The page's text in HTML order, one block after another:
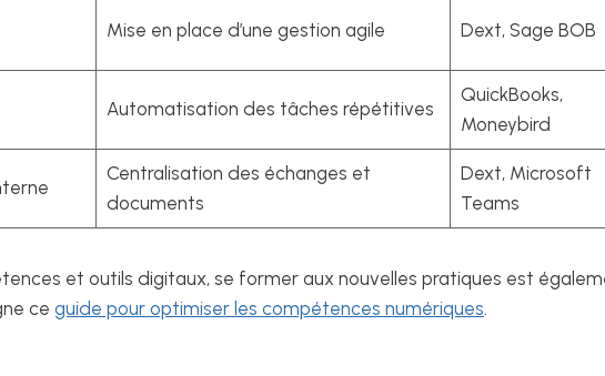
Mise en place d’une gestion agile Dext, Sage BOB
Automatisation des tâches répétitives
QuickBooks,
Moneybird
Centralisation des échanges et
documents
Dext, Microsoft
Teams
et outils digitaux, se former aux nouvelles pratiques est
ce guide pour optimiser les compétences numériques.